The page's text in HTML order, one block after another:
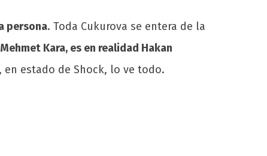
persona. Toda Cukurova se entera de la
Kara, es en realidad Hakan
estado de Shock, lo ve todo.